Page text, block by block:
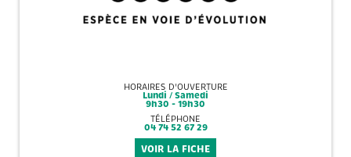
HORAIRES D'OUVERTURE
Lundi / Samedi
9h30 - 19h30
TÉLÉPHONE
04 74 52 67 29
VOIR LA FICHE